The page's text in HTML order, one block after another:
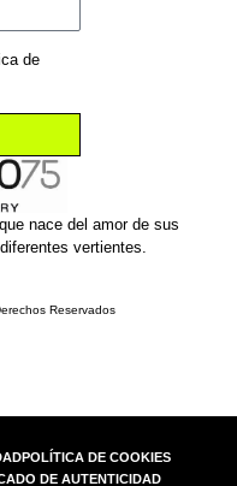
nace del amor de sus
vertientes.
Reservados
de
POLÍTICA DE COOKIES
DE AUTENTICIDAD